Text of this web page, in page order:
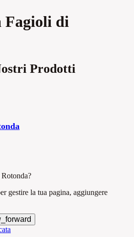
Fagioli di
Prodotti
gestire la tua pagina, aggiungere